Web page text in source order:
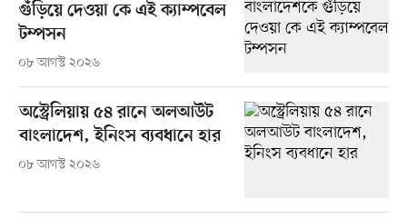
গুঁড়িয়ে দেওয়া কে এই ক্যাম্পবেল
টম্পসন
০৮ আগস্ট ২০২৬
অস্ট্রেলিয়ায় ৫৪ রানে অলআউট
বাংলাদেশ, ইনিংস ব্যবধানে হার
০৮ আগস্ট ২০২৬